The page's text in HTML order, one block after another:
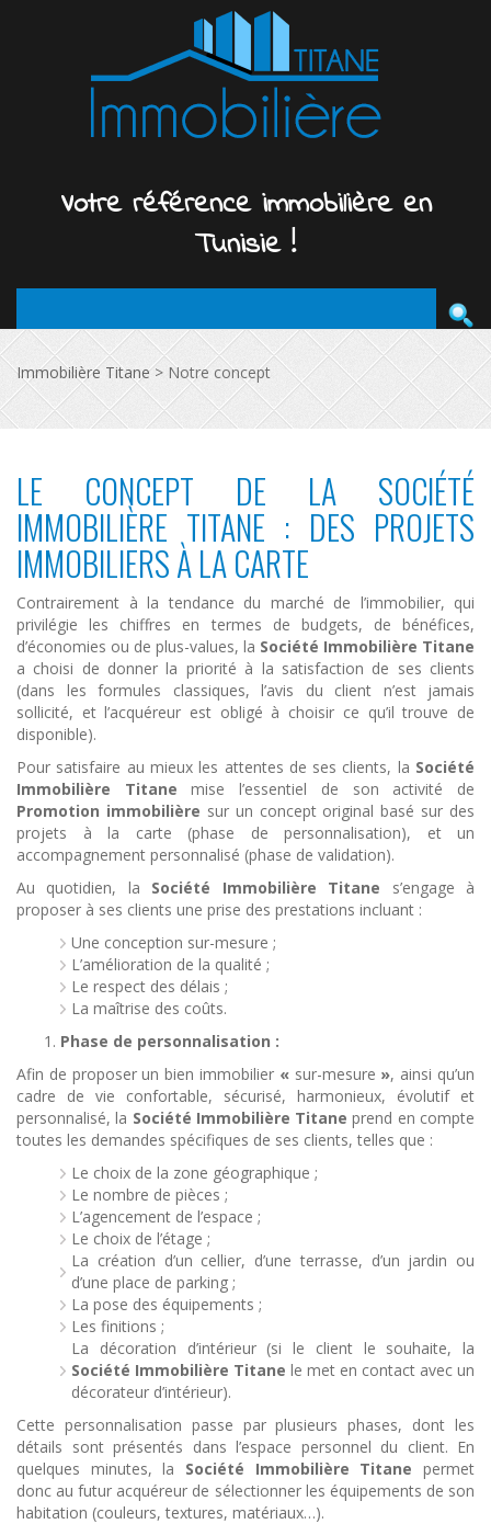
Votre référence immobilière en
Tunisie !
Immobilière Titane> Notre concept
LE CONCEPT DE LA SOCIÉTÉ
IMMOBILIÈRE TITANE : DES PROJETS
IMMOBILIERS À LA CARTE
Contrairement à la tendance du marché de l’immobilier, qui
privilégie les chiffres en termes de budgets, de bénéfices,
d’économies ou de plus-values, la Société Immobilière Titane
a choisi de donner la priorité à la satisfaction de ses clients
(dans les formules classiques, l’avis du client n’est jamais
sollicité, et l’acquéreur est obligé à choisir ce qu’il trouve de
disponible).
Pour satisfaire au mieux les attentes de ses clients, la Société
Immobilière Titane mise l’essentiel de son activité de
Promotion immobilière sur un concept original basé sur des
projets à la carte (phase de personnalisation), et un
accompagnement personnalisé (phase de validation).
Au quotidien, la Société Immobilière Titane s’engage à
proposer à ses clients une prise des prestations incluant :
Une conception sur-mesure ;
L’amélioration de la qualité ;
Le respect des délais ;
La maîtrise des coûts.
Phase de personnalisation :
Afin de proposer un bien immobilier « sur-mesure », ainsi qu’un
cadre de vie confortable, sécurisé, harmonieux, évolutif et
personnalisé, la Société Immobilière Titane prend en compte
toutes les demandes spécifiques de ses clients, telles que :
Le choix de la zone géographique ;
Le nombre de pièces ;
L’agencement de l’espace ;
Le choix de l’étage ;
La création d’un cellier, d’une terrasse, d’un jardin ou
d’une place de parking ;
La pose des équipements ;
Les finitions ;
La décoration d’intérieur (si le client le souhaite, la
Société Immobilière Titane le met en contact avec un
décorateur d’intérieur).
Cette personnalisation passe par plusieurs phases, dont les
détails sont présentés dans l’espace personnel du client. En
quelques minutes, la Société Immobilière Titane permet
donc au futur acquéreur de sélectionner les équipements de son
habitation (couleurs, textures, matériaux…).